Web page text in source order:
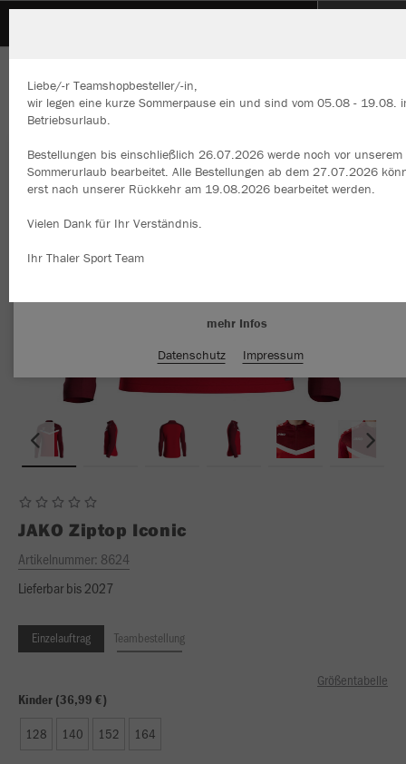
JAKO Ziptop Iconic
Artikelnummer: 8624
Lieferbar bis 2027
Einzelauftrag Teambestellung
Größentabelle
Kinder (36,99 €)
128 140 152 164
Liebe/-r Teamshopbesteller/-in,
wir legen eine kurze Sommerpause ein und sind vom 05.08 - 19.08.
Betriebsurlaub.
Bestellungen bis einschließlich 26.07.2026 werde noch vor unserem
Sommerurlaub bearbeitet. Alle Bestellungen ab dem 27.07.2026
erst nach unserer Rückkehr am 19.08.2026 bearbeitet werden.
Vielen Dank für Ihr Verständnis.
Ihr Thaler Sport Team
Wir verwenden Cookies
Durch die Analyse der Besucherdaten können wir dir personalisierte
Inhalte anzeigen und unsere Website verbessern. Weitere
mehr Infos
Datenschutz
Impressum